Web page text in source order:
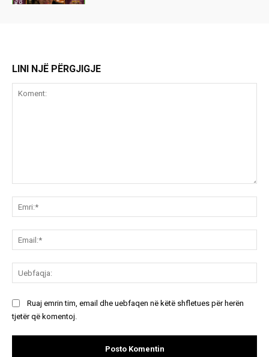
LINI NJË PËRGJIGJE
Ruaj emrin tim, email dhe uebfaqen në këtë shfletues për herën
tjetër që komentoj.